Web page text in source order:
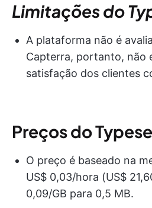
Limitações do
A plataforma não é
Capterra, portanto, não
satisfação dos clientes
Preços do
O preço é baseado na
US$ 0,03/hora (US$
0,09/GB para 0,5 MB.